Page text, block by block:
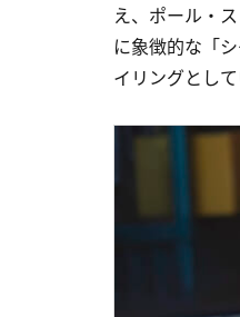
え、ポール・
に象徴的な「
イリングとして